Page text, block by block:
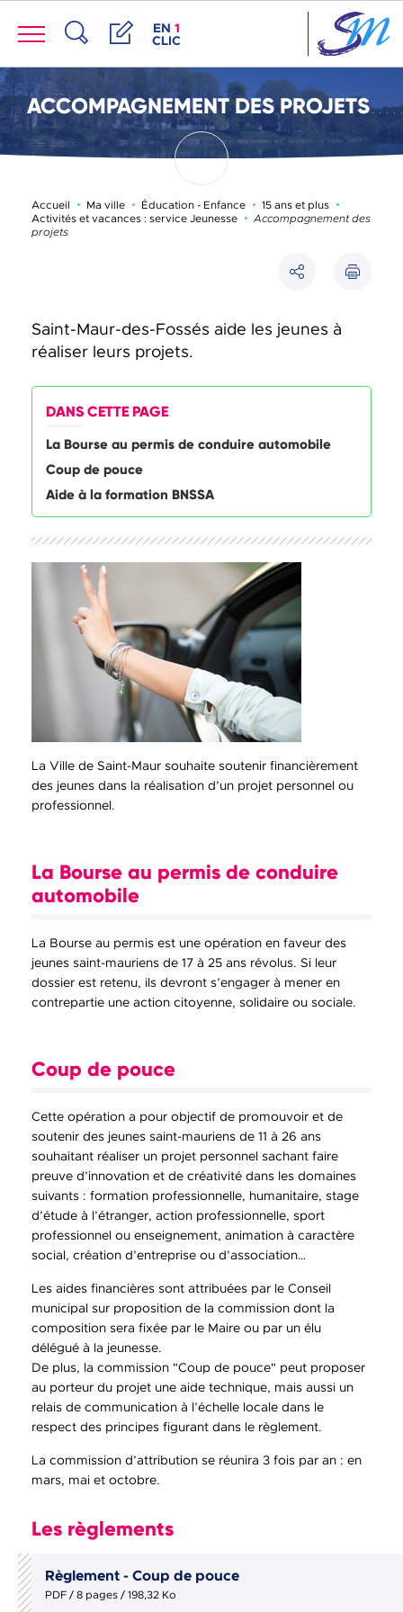
Menu ACCÈS DE LA FENÊTRE DES
EN 1
CLIC
ACCOMPAGNEMENT DES PROJETS
Accueil Ma ville Éducation - Enfance
15 ans et plus
Activités et vacances : service Jeunesse
Page active :
Accompagnement des
projets
Partager
Imprimer
Saint-Maur-des-Fossés aide les jeunes à
réaliser leurs projets.
DANS CETTE PAGE
La Bourse au permis de conduire automobile
Coup de pouce
Aide à la formation BNSSA
La Ville de Saint-Maur souhaite soutenir financièrement
des jeunes dans la réalisation d’un projet personnel ou
professionnel.
La Bourse au permis de conduire
automobile
La Bourse au permis est une opération en faveur des
jeunes saint-mauriens de 17 à 25 ans révolus. Si leur
dossier est retenu, ils devront s’engager à mener en
contrepartie une action citoyenne, solidaire ou sociale.
Coup de pouce
Cette opération a pour objectif de promouvoir et de
soutenir des jeunes saint-mauriens de 11 à 26 ans
souhaitant réaliser un projet personnel sachant faire
preuve d’innovation et de créativité dans les domaines
suivants : formation professionnelle, humanitaire, stage
d’étude à l’étranger, action professionnelle, sport
professionnel ou enseignement, animation à caractère
social, création d’entreprise ou d’association…
Les aides financières sont attribuées par le Conseil
municipal sur proposition de la commission dont la
composition sera fixée par le Maire ou par un élu
délégué à la jeunesse.
De plus, la commission "Coup de pouce" peut proposer
au porteur du projet une aide technique, mais aussi un
relais de communication à l’échelle locale dans le
respect des principes figurant dans le règlement.
La commission d’attribution se réunira 3 fois par an : en
mars, mai et octobre.
Les règlements
Règlement - Coup de pouce
PDF / 8 pages / 198,32 Ko
Panneau de gestion des cookies